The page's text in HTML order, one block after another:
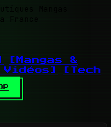
France
[Mangas &
Vidéos]
[Tech